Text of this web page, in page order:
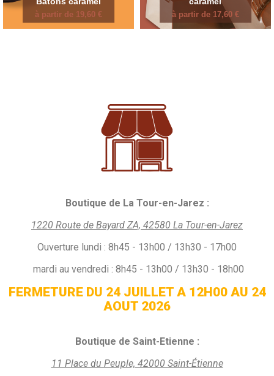
à partir de 19,60 € à partir de 17,60 €
Boutique de La Tour-en-Jarez :
1220 Route de Bayard ZA, 42580 La Tour-en-Jarez
Ouverture lundi : 8h45 - 13h00 / 13h30 - 17h00
mardi au vendredi : 8h45 - 13h00 / 13h30 - 18h00
FERMETURE DU 24 JUILLET A 12H00 AU 24
AOUT 2026
Boutique de Saint-Etienne :
11 Place du Peuple, 42000 Saint-Étienne